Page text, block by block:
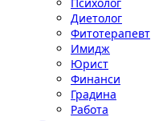
Диетолог
Фитотерапевт
Имидж
Юрист
Финанси
Градина
Работа